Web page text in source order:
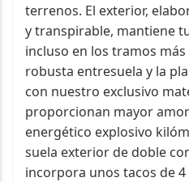
terrenos. El exterior,
y transpirable, mantiene
incluso en los tramos
robusta entresuela y la
con nuestro exclusivo
proporcionan mayor
energético explosivo
suela exterior de doble
incorpora unos tacos de